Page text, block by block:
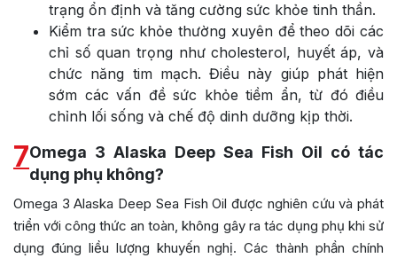
trạng ổn định và tăng cường sức khỏe tinh thần.
Kiểm tra sức khỏe thường xuyên để theo dõi các
chỉ số quan trọng như cholesterol, huyết áp, và
chức năng tim mạch. Điều này giúp phát hiện
sớm các vấn đề sức khỏe tiềm ẩn, từ đó điều
chỉnh lối sống và chế độ dinh dưỡng kịp thời.
7Omega 3 Alaska Deep Sea Fish Oil có tác
dụng phụ không?
Omega 3 Alaska Deep Sea Fish Oil được nghiên cứu và phát
triển với công thức an toàn, không gây ra tác dụng phụ khi sử
dụng đúng liều lượng khuyến nghị. Các thành phần chính